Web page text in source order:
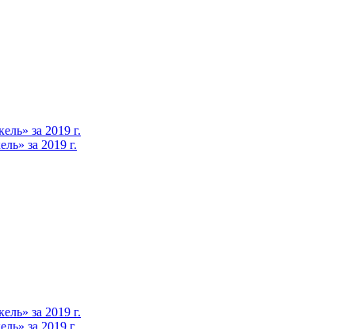
за 2019 г.
за 2019 г.
за 2019 г.
за 2019 г.